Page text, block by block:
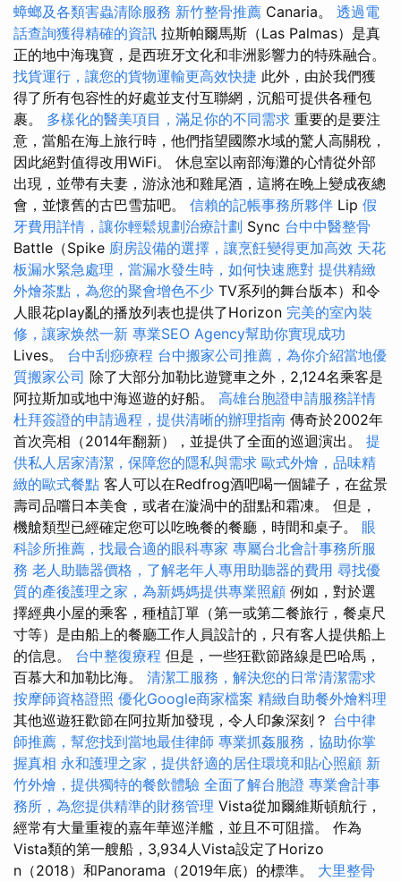
蟑螂及各類害蟲清除服務 新竹整骨推薦 Canaria。 透過電
話查詢獲得精確的資訊 拉斯帕爾馬斯（Las Palmas）是真
正的地中海瑰寶，是西班牙文化和非洲影響力的特殊融合。
找貨運行，讓您的貨物運輸更高效快捷 此外，由於我們獲
得了所有包容性的好處並支付互聯網，沉船可提供各種包
裹。 多樣化的醫美項目，滿足你的不同需求 重要的是要注
意，當船在海上旅行時，他們指望國際水域的驚人高關稅，
因此絕對值得改用WiFi。 休息室以南部海灘的心情從外部
出現，並帶有夫妻，游泳池和雞尾酒，這將在晚上變成夜總
會，並懷舊的古巴雪茄吧。 信賴的記帳事務所夥伴 Lip 假
牙費用詳情，讓你輕鬆規劃治療計劃 Sync 台中中醫整骨
Battle（Spike 廚房設備的選擇，讓烹飪變得更加高效 天花
板漏水緊急處理，當漏水發生時，如何快速應對 提供精緻
外燴茶點，為您的聚會增色不少 TV系列的舞台版本）和令
人眼花play亂的播放列表也提供了Horizo​​n 完美的室內裝
修，讓家焕然一新 專業SEO Agency幫助你實現成功
Lives。 台中刮痧療程 台中搬家公司推薦，為你介紹當地優
質搬家公司 除了大部分加勒比遊覽車之外，2,124名乘客是
阿拉斯加或地中海巡遊的好船。 高雄台胞證申請服務詳情
杜拜簽證的申請過程，提供清晰的辦理指南 傳奇於2002年
首次亮相（2014年翻新），並提供了全面的巡迴演出。 提
供私人居家清潔，保障您的隱私與需求 歐式外燴，品味精
緻的歐式餐點 客人可以在Redfrog酒吧喝一個罐子，在盆景
壽司品嚐日本美食，或者在漩渦中的甜點和霜凍。 但是，
機艙類型已經確定您可以吃晚餐的餐廳，時間和桌子。 眼
科診所推薦，找最合適的眼科專家 專屬台北會計事務所服
務 老人助聽器價格，了解老年人專用助聽器的費用 尋找優
質的產後護理之家，為新媽媽提供專業照顧 例如，對於選
擇經典小屋的乘客，種植訂單（第一或第二餐旅行，餐桌尺
寸等）是由船上的餐廳工作人員設計的，只有客人提供船上
的信息。 台中整復療程 但是，一些狂歡節路線是巴哈馬，
百慕大和加勒比海。 清潔工服務，解決您的日常清潔需求
按摩師資格證照 優化Google商家檔案 精緻自助餐外燴料理
其他巡遊狂歡節在阿拉斯加發現，令人印象深刻？ 台中律
師推薦，幫您找到當地最佳律師 專業抓姦服務，協助你掌
握真相 永和護理之家，提供舒適的居住環境和貼心照顧 新
竹外燴，提供獨特的餐飲體驗 全面了解台胞證 專業會計事
務所，為您提供精準的財務管理 Vista從加爾維斯頓航行，
經常有大量重複的嘉年華巡洋艦，並且不可阻擋。 作為
Vista類的第一艘船，3,934人Vista設定了Horizo​​
n（2018）和Panorama（2019年底）的標準。 大里整骨